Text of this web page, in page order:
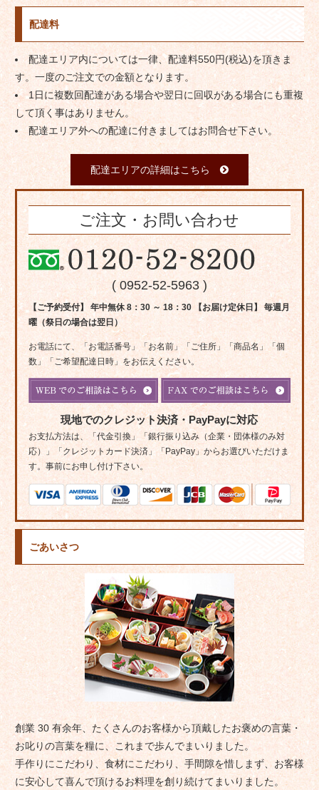
配達料
配達エリア内については一律、配達料550円(税込)を頂きま
す。一度のご注文での金額となります。
1日に複数回配達がある場合や翌日に回収がある場合にも重複
して頂く事はありません。
配達エリア外への配達に付きましてはお問合せ下さい。
配達エリアの詳細はこちら
ご注文・お問い合わせ
( 0952-52-5963 )
【ご予約受付】 年中無休 8：30 ～ 18：30 【お届け定休日】 毎週月
曜（祭日の場合は翌日）
お電話にて、「お電話番号」「お名前」「ご住所」「商品名」「個
数」「ご希望配達日時」をお伝えください。
現地でのクレジット決済・PayPayに対応
お支払方法は、「代金引換」「銀行振り込み（企業・団体様のみ対
応）」「クレジットカード決済」「PayPay」からお選びいただけま
す。事前にお申し付け下さい。
ごあいさつ
創業 30 有余年、たくさんのお客様から頂戴したお褒めの言葉・
お叱りの言葉を糧に、これまで歩んでまいりました。
手作りにこだわり、食材にこだわり、手間隙を惜しまず、お客様
に安心して喜んで頂けるお料理を創り続けてまいりました。